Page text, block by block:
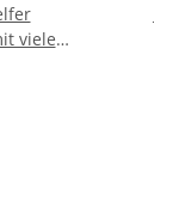
vielen